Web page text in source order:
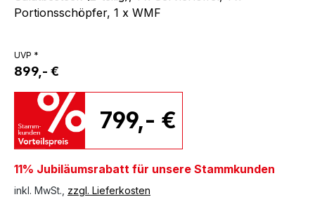
Portionsschöpfer, 1 x WMF
UVP *
899,- €
799,- €
11% Jubiläumsrabatt für unsere Stammkunden
inkl. MwSt., zzgl. Lieferkosten